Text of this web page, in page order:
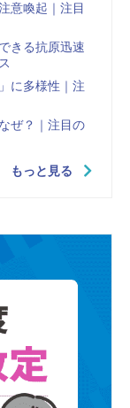
意喚起｜注目
きる抗原迅速
に多様性｜注
ぜ？｜注目の
もっと見る